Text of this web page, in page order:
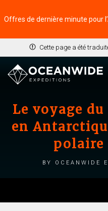
Cette page a été
Le voyage
en
polaire
by Oceanwide